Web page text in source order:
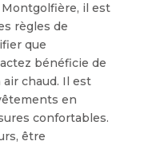
Montgolfière, il est
règles de
que
bénéficie de
chaud. Il est
en
confortables.
être